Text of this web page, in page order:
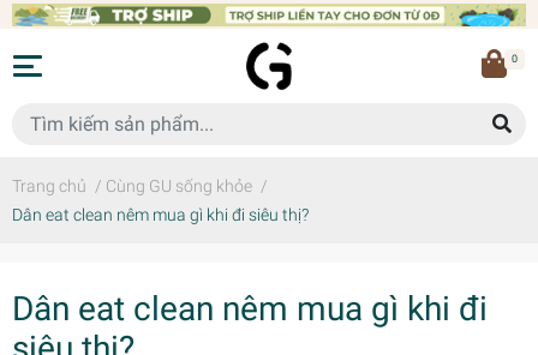
0
Trang chủ / Cùng GU sống khỏe /
Dân eat clean nêm mua gì khi đi siêu thị?
Dân eat clean nêm mua gì khi đi